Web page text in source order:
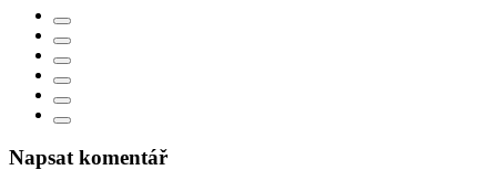
Napsat komentář